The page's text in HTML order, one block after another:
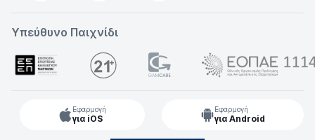
Υπεύθυνο Παιχνίδι
Εφαρμογή
για iOS
Εφαρμογή
για Android